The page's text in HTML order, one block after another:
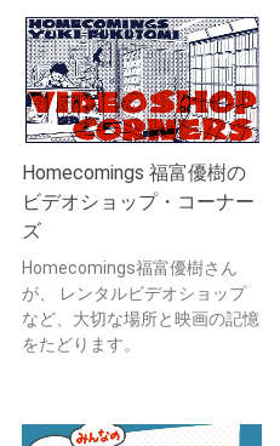
Homecomings 福富優樹の
ビデオショップ・コーナー
ズ
Homecomings福富優樹さん
が、 レンタルビデオショップ
など、大切な場所と映画の記憶
をたどります。